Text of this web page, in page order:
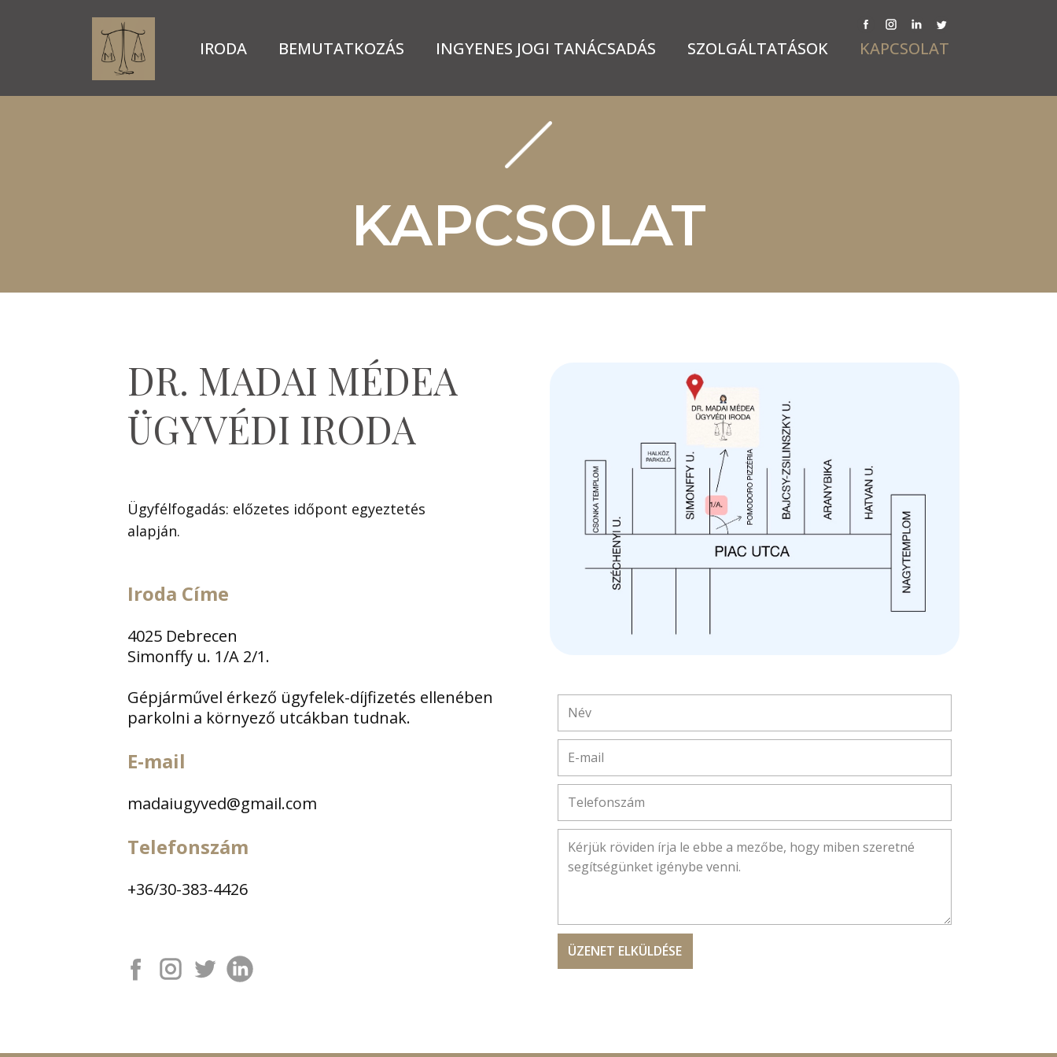
IRODA BEMUTATKOZÁS INGYENES JOGI TANÁCSADÁS SZOLGÁLTATÁSOK KAPCSOLAT
KAPCSOLAT
DR. MADAI MÉDEA
ÜGYVÉDI IRODA
Ügyfélfogadás: előzetes időpont egyeztetés
alapján.
Iroda Címe
4025 Debrecen
Simonffy u. 1/A 2/1.
Gépjárművel érkező ügyfelek-díjfizetés ellenében
parkolni a környező utcákban tudnak.
E-mail
madaiugyved@gmail.com
Telefonszám
+36/30-383-4426
ÜZENET ELKÜLDÉSE